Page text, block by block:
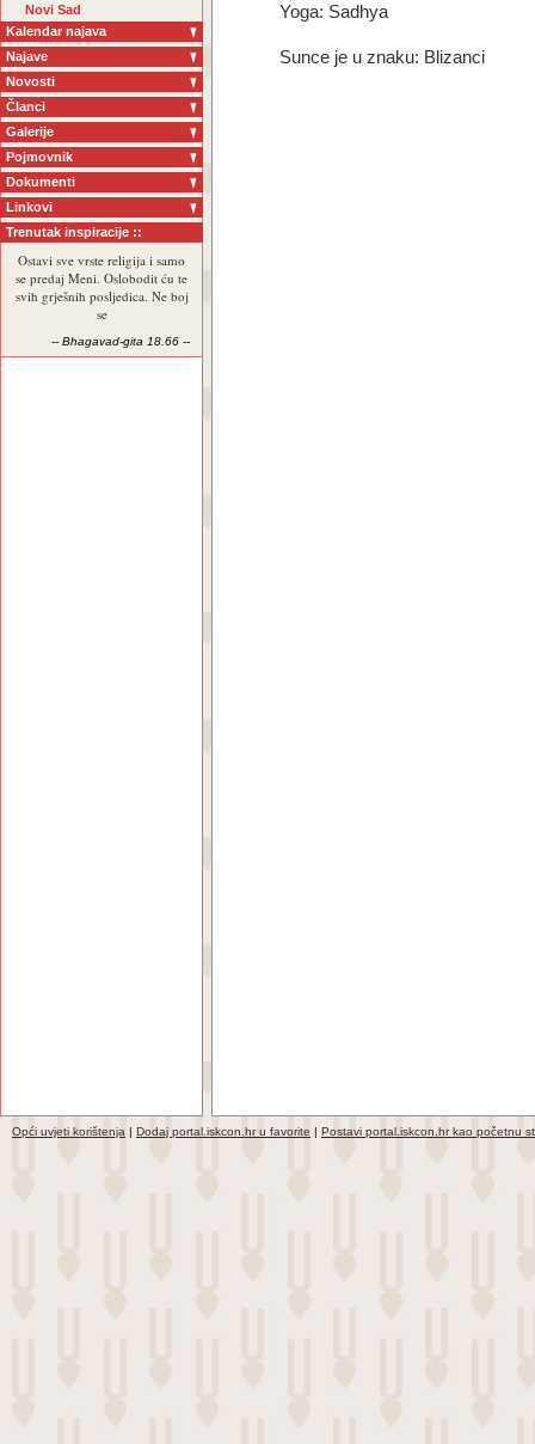
Novi Sad
Kalendar najava
Najave
Novosti
Članci
Galerije
Pojmovnik
Dokumenti
Linkovi
Trenutak inspiracije ::
Ostavi sve vrste religija i samo
se predaj Meni. Oslobodit ću te
svih grješnih posljedica. Ne boj
se
-- Bhagavad-gita 18.66 --
Yoga: Sadhya
Sunce je u znaku: Blizanci
Opći uvjeti korištenja | Dodaj portal.iskcon.hr u favorite | Postavi portal.iskcon.hr kao početnu